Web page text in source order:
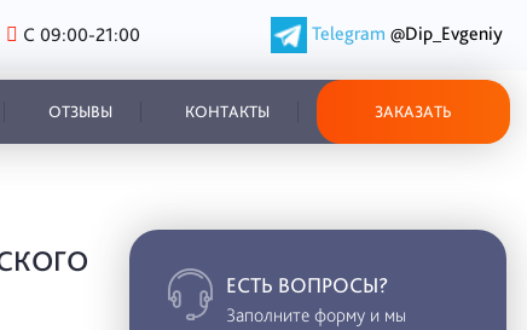
С 09:00-21:00 Telegram @Dip_Evgeniy
ОТЗЫВЫ КОНТАКТЫ ЗАКАЗАТЬ
ЕСТЬ ВОПРОСЫ?
Заполните форму и мы